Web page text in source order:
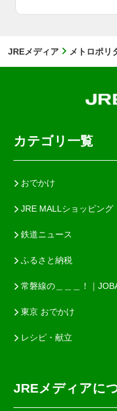
JREメディア メトロポリ
カテゴリ一覧
おでかけ
JRE MALLショッピング
鉄道ニュース
ふるさと納税
常磐線の＿＿＿！｜
東京 おでかけ
レシピ・献立
JREメディアに